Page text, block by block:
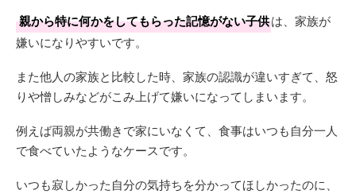
親から特に何かをしてもらった記憶がない子供は、家族が
嫌いになりやすいです。
また他人の家族と比較した時、家族の認識が違いすぎて、怒
りや憎しみなどがこみ上げて嫌いになってしまいます。
例えば両親が共働きで家にいなくて、食事はいつも自分一人
で食べていたようなケースです。
いつも寂しかった自分の気持ちを分かってほしかったのに、